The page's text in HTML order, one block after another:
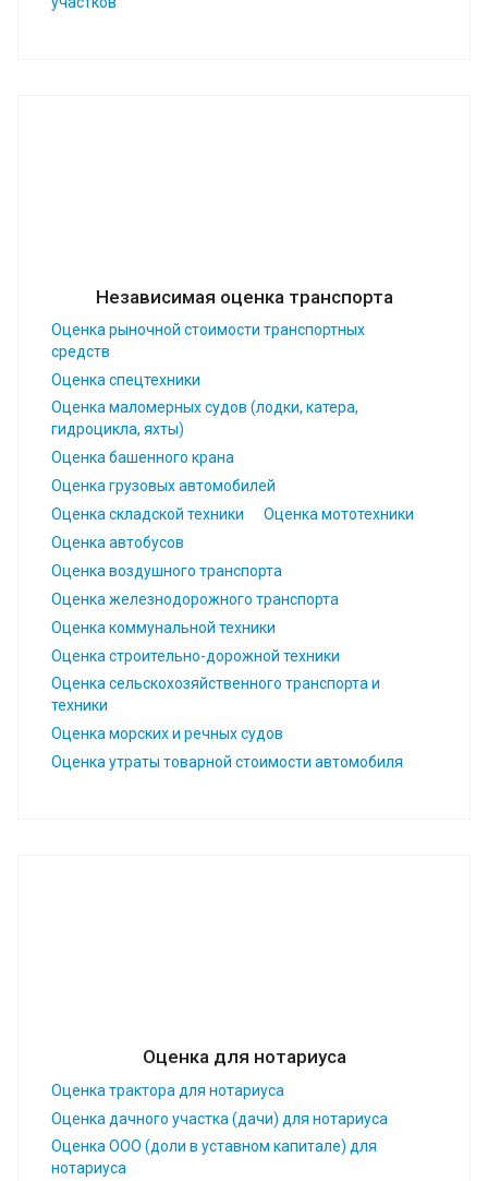
Независимая оценка транспорта
Оценка рыночной стоимости транспортных
средств
Оценка спецтехники
Оценка маломерных судов (лодки, катера,
гидроцикла, яхты)
Оценка башенного крана
Оценка грузовых автомобилей
Оценка складской техники
Оценка мототехники
Оценка автобусов
Оценка воздушного транспорта
Оценка железнодорожного транспорта
Оценка коммунальной техники
Оценка строительно-дорожной техники
Оценка сельскохозяйственного транспорта и
техники
Оценка морских и речных судов
Оценка утраты товарной стоимости автомобиля
Оценка для нотариуса
Оценка трактора для нотариуса
Оценка дачного участка (дачи) для нотариуса
Оценка ООО (доли в уставном капитале) для
нотариуса